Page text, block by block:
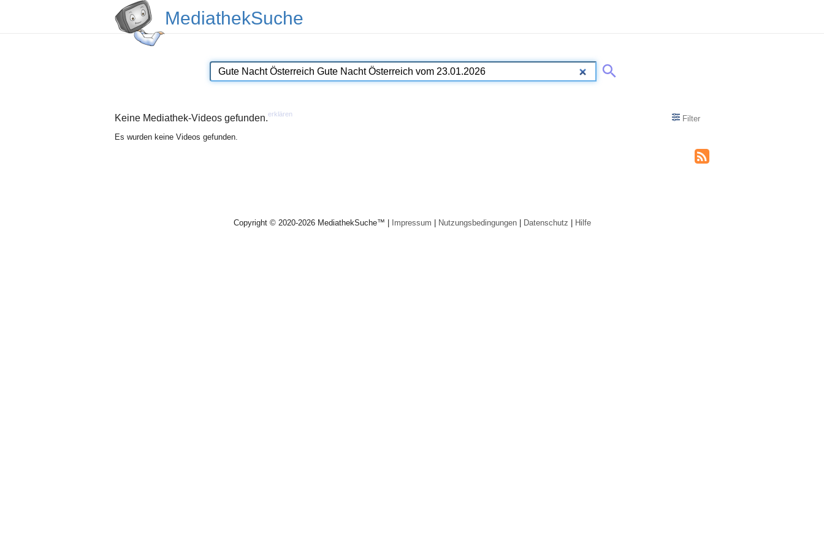
MediathekSuche
Keine Mediathek-Videos gefunden.erklären
Filter
Es wurden keine Videos gefunden.
Copyright © 2020-2026 MediathekSuche™ | Impressum | Nutzungsbedingungen| Datenschutz | Hilfe